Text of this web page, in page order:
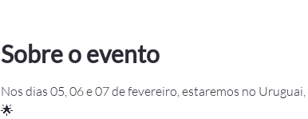
Sobre o evento
Nos dias 05, 06 e 07 de fevereiro, estaremos no
🌟